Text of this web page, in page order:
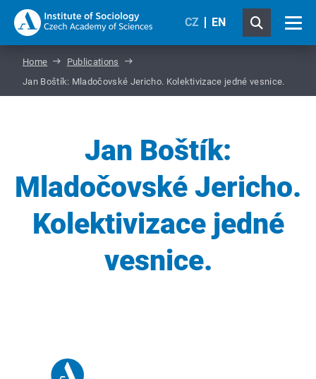
CZ EN
Home
Publications
Jan Boštík: Mladočovské Jericho. Kolektivizace jedné vesnice.
Jan Boštík:
Mladočovské Jericho.
Kolektivizace jedné
vesnice.